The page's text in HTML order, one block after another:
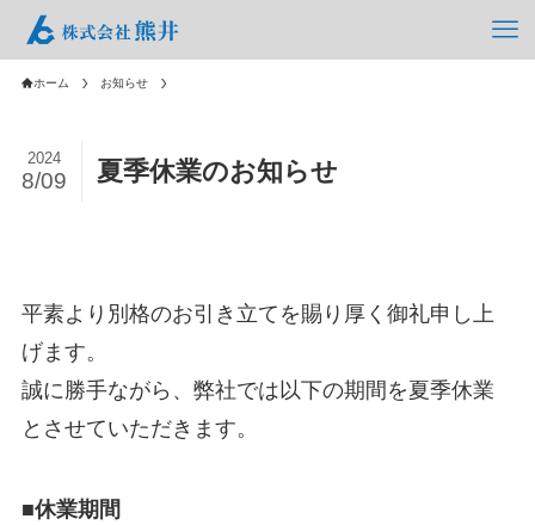
ホーム お知らせ
夏季休業のお知らせ
2024
8/09
平素より別格のお引き立てを賜り厚く御礼申し上
げます。
誠に勝手ながら、弊社では以下の期間を夏季休業
とさせていただきます。
■休業期間